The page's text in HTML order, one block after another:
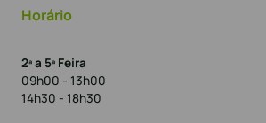
Horário
2ª a 5ª Feira
09h00 - 13h00
14h30 - 18h30